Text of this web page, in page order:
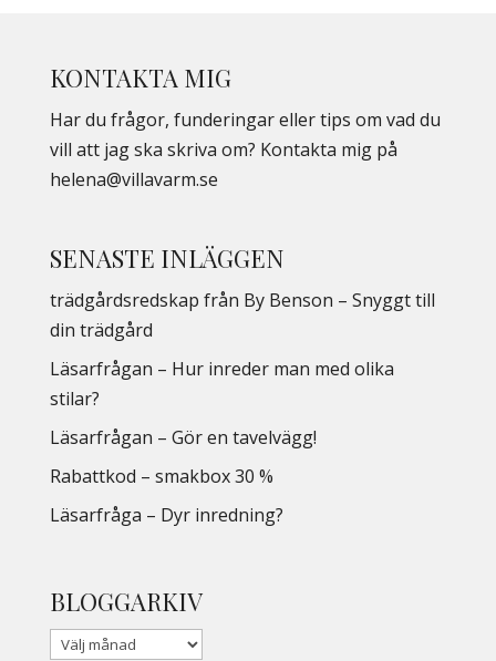
KONTAKTA MIG
Har du frågor, funderingar eller tips om vad du
vill att jag ska skriva om? Kontakta mig på
helena@villavarm.se
SENASTE INLÄGGEN
trädgårdsredskap från By Benson – Snyggt till
din trädgård
Läsarfrågan – Hur inreder man med olika
stilar?
Läsarfrågan – Gör en tavelvägg!
Rabattkod – smakbox 30 %
Läsarfråga – Dyr inredning?
BLOGGARKIV